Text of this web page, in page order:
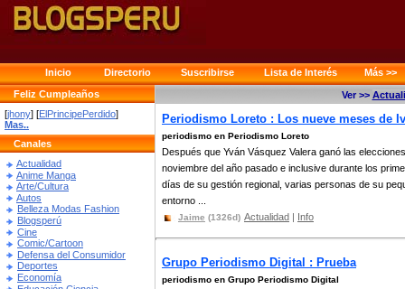
Inicio Directorio Suscribirse Lista de Interés
Más >>
Feliz Cumpleaños
[jhony] [ElPrincipePerdido]
Mas..
Canales
Actualidad
Anime Manga
Arte/Cultura
Autos
Belleza Modas Fashion
Blogsperú
Cine
Comic/Cartoon
Defensa del Consumidor
Deportes
Economía
Ver >>
Periodismo Loreto : Los nueve meses de
periodismo en Periodismo Loreto
Después que Yván Vásquez Valera ganó las
noviembre del año pasado e inclusive durante los
días de su gestión regional, varias personas de su
entorno ...
Jaime (1326d) Actualidad | Info
Grupo Periodismo Digital : Prueba
periodismo en Grupo Periodismo Digital